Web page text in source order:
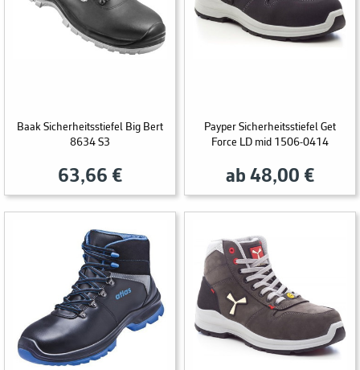
Baak Sicherheitsstiefel Big Bert
8634 S3
63,66 €
Payper Sicherheitsstiefel Get
Force LD mid 1506-0414
ab 48,00 €